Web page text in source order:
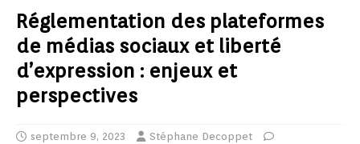
Réglementation des plateformes
de médias sociaux et liberté
d’expression : enjeux et
perspectives
septembre 9, 2023
Stéphane Decoppet